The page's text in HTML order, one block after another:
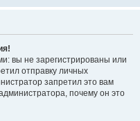
вы не зарегистрированы или
отправку личных
запретил это вам
почему он это